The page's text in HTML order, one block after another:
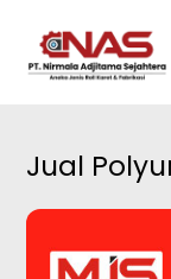
content
Jual